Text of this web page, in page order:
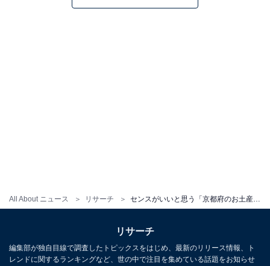
All About ニュース リサーチ
1 2
リサーチ
編集部が独自目線で調査したトピックスをはじめ、最新のリリース情報、ト
レンドに関するランキングなど、世の中で注目を集めている話題をお知らせ